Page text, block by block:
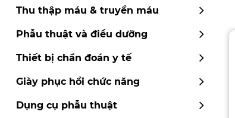
Thu thập máu & truyền máu
Phẫu thuật và điều dưỡng
Thiết bị chẩn đoán y tế
Giày phục hồi chức năng
Dụng cụ phẫu thuật